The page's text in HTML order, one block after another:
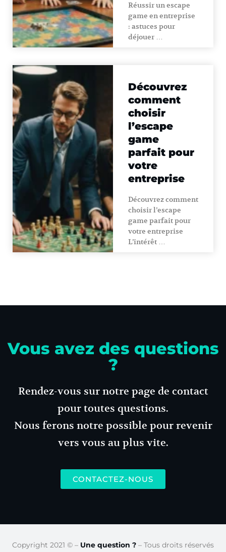
Réussir un escape
game en entreprise
: astuces pour
déjouer …
Découvrez
comment
choisir
l’escape
game
parfait pour
votre
entreprise
Découvrez comment
choisir l’escape
game parfait pour
votre entreprise
L’intérêt …
Vous avez des questions
?
Rendez-vous sur notre page de contact
pour toutes questions.
Nous ferons notre possible pour revenir
vers vous au plus vite.
CONTACTEZ-NOUS
Copyright 2021 © – Une question ? – Tous droits réservés